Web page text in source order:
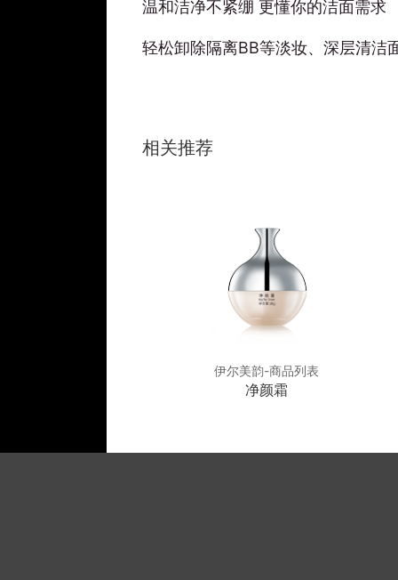
温和洁净不紧绷 更懂你的洁面需求
轻松卸除隔离BB等淡妆、深层清洁
相关推荐
伊尔美韵-商品列表
净颜霜